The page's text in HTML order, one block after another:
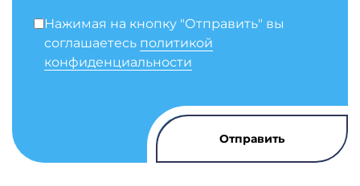
Нажимая на кнопку "Отправить" вы
соглашаетесь политикой
конфиденциальности